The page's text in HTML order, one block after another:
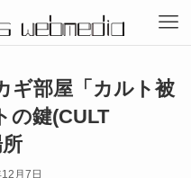
ギ部屋「カルト被
の鍵(CULT
月7日